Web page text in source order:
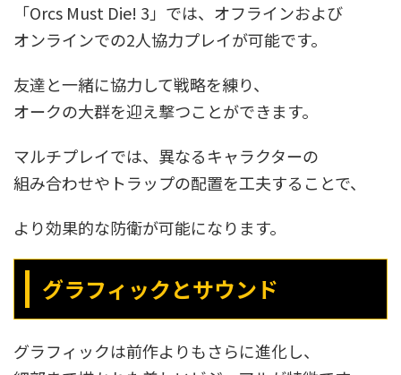
「Orcs Must Die! 3」では、オフラインおよび
オンラインでの2人協力プレイが可能です。
友達と一緒に協力して戦略を練り、
オークの大群を迎え撃つことができます。
マルチプレイでは、異なるキャラクターの
組み合わせやトラップの配置を工夫することで、
より効果的な防衛が可能になります。
グラフィックとサウンド
グラフィックは前作よりもさらに進化し、